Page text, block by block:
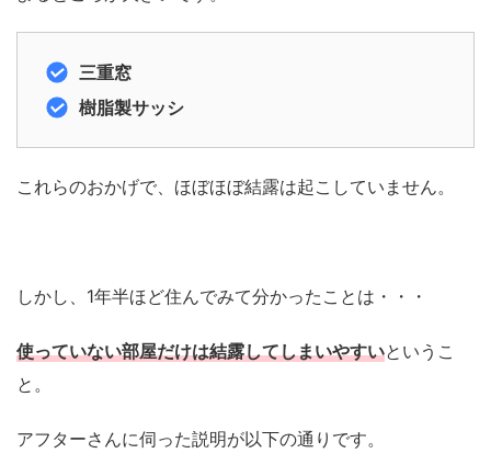
三重窓
樹脂製サッシ
これらのおかげで、ほぼほぼ結露は起こしていません。
しかし、1年半ほど住んでみて分かったことは・・・
使っていない部屋だけは結露してしまいやすいというこ
と。
アフターさんに伺った説明が以下の通りです。